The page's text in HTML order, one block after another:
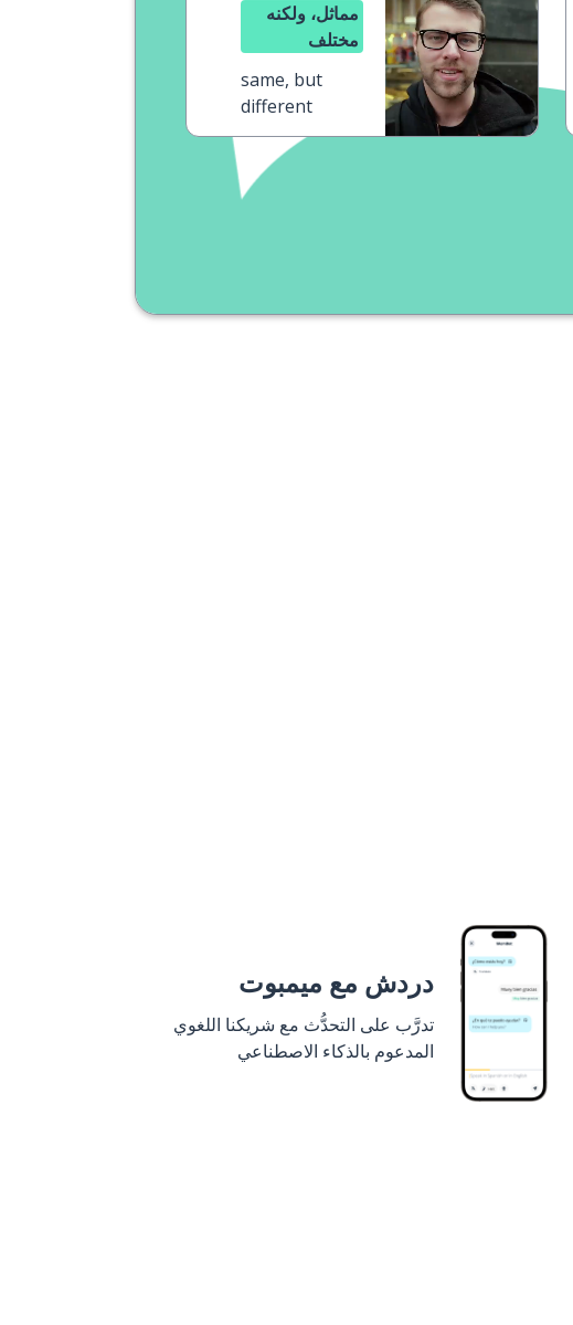
مماثل، ولكنه
مختلف
same, but
different
دردش مع ميمبوت
تدرَّب على التحدُّث مع شريكنا اللغوي
المدعوم بالذكاء الاصطناعي